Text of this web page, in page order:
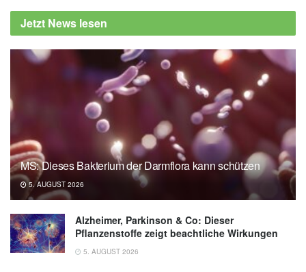
Jam (veröffentlicht: 02.07.2021),
health.clevelandclinic.org
Verbraucherzentrale Bundesverband e.V.:
Zucker und Fruchtzuckergehalt in
Marmeladen (Stand: 19.06.2018),
lebensmittelklarheit.de
Bundeszentrum für Ernährung: Essen und
Trinken bei Diabetes Typ 2 (Stand:
16.03.2020),bzfe.de
Jetzt News lesen
MS: Dieses Bakterium der Darmflora kann schützen
5. AUGUST 2026
Alzheimer, Parkinson & Co: Dieser
Pflanzenstoffe zeigt beachtliche Wirkungen
5. AUGUST 2026